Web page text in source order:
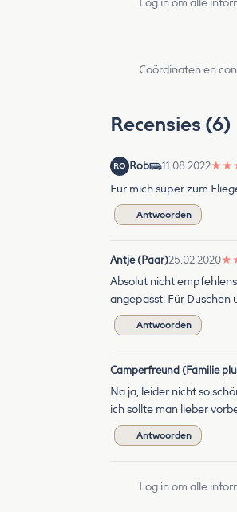
Log in om alle
Coördinaten en
Recensies (6)
RO Rob 11.08.2022★ ★
Für mich super zum
Antwoorden
Antje (Paar)25.02.2020★
Absolut nicht
angepasst. Für Duschen
Antwoorden
Camperfreund (Familie
Na ja, leider nicht so
ich sollte man lieber
Antwoorden
Log in om alle